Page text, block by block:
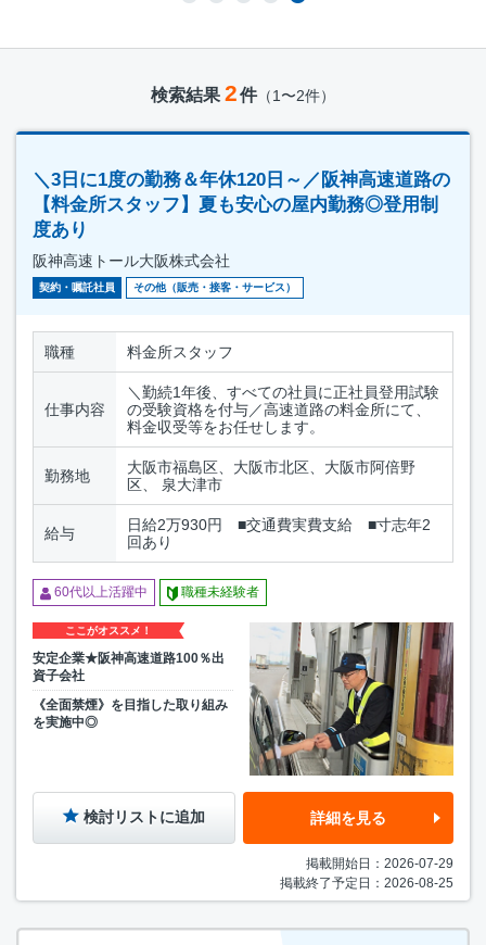
検索結果 2件（1〜2件）
＼3日に1度の勤務＆年休120日～／阪神高速道路の
【料金所スタッフ】夏も安心の屋内勤務◎登用制
度あり
阪神高速トール大阪株式会社
契約・嘱託社員 その他（販売・接客・サービス）
職種 料金所スタッフ
仕事内容
＼勤続1年後、すべての社員に正社員登用試験
の受験資格を付与／高速道路の料金所にて、
料金収受等をお任せします。
勤務地
大阪市福島区、大阪市北区、大阪市阿倍野
区、 泉大津市
給与
日給2万930円 ■交通費実費支給 ■寸志年2
回あり
60代以上活躍中 職種未経験者
ここがオススメ！
安定企業★阪神高速道路100％出
資子会社
《全面禁煙》を目指した取り組み
を実施中◎
検討リストに追加 詳細を見る
掲載開始日：2026-07-29
掲載終了予定日：2026-08-25